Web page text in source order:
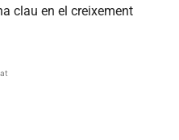
clau en el creixement